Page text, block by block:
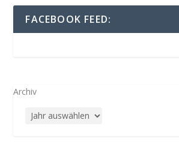
FACEBOOK FEED:
Archiv